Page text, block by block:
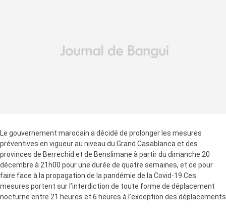
Le gouvernement marocain a décidé de prolonger les mesures
préventives en vigueur au niveau du Grand Casablanca et des
provinces de Berrechid et de Benslimane à partir du dimanche 20
décembre à 21h00 pour une durée de quatre semaines, et ce pour
faire face à la propagation de la pandémie de la Covid-19.Ces
mesures portent sur l’interdiction de toute forme de déplacement
nocturne entre 21 heures et 6 heures à l’exception des déplacements